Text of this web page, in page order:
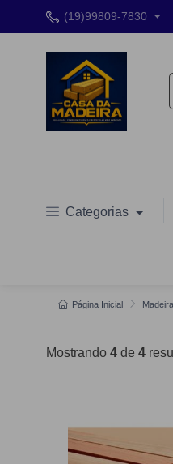
(19)99809-7830
Categorias
Página Inicial
Mostrando 4 de 4